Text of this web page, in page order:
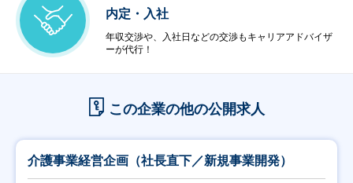
内定・入社
年収交渉や、入社日などの交渉もキャリアアドバイザ
ーが代行！
この企業の他の公開求人
介護事業経営企画（社長直下／新規事業開発）